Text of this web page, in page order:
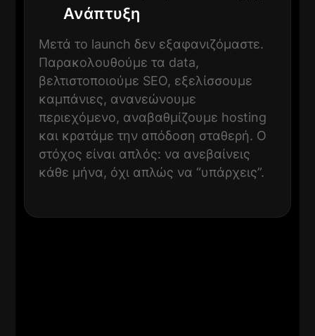
Ανάπτυξη
Μετά το launch δεν εξαφανιζόμαστε.
Παρακολουθούμε τα data,
βελτιστοποιούμε SEO, εξελίσσουμε
καμπάνιες, ανανεώνουμε
περιεχόμενο, αναβαθμίζουμε hosting
και κρατάμε την απόδοση σταθερή. Ο
στόχος είναι απλός: να ανεβαίνεις
κάθε μήνα, όχι απλώς να “υπάρχεις”.